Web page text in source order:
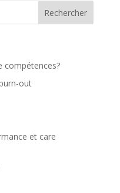
compétences?
out
et care